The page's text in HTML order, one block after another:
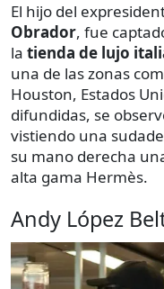
El hijo del
Obrador, fue
la tienda de lujo
una de las zonas
Houston, Estados
difundidas, se
vistiendo una
su mano derecha
alta gama Hermès.
Andy López